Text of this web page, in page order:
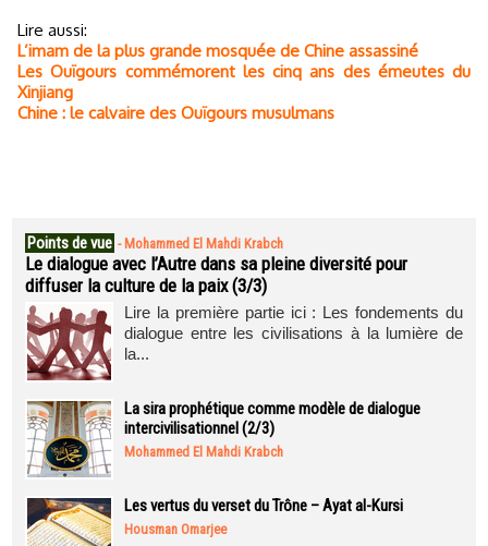
Lire aussi:
L’imam de la plus grande mosquée de Chine assassiné
Les Ouïgours commémorent les cinq ans des émeutes du
Xinjiang
Chine : le calvaire des Ouïgours musulmans
Points de vue - Mohammed El Mahdi Krabch
Le dialogue avec l’Autre dans sa pleine diversité pour
diffuser la culture de la paix (3/3)
Lire la première partie ici : Les fondements du
dialogue entre les civilisations à la lumière de
la...
La sira prophétique comme modèle de dialogue
intercivilisationnel (2/3)
Mohammed El Mahdi Krabch
Les vertus du verset du Trône – Ayat al-Kursi
Housman Omarjee